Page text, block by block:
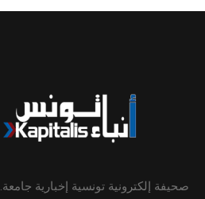
صحيفة إلكترونية تونسية إخبارية جامعة.